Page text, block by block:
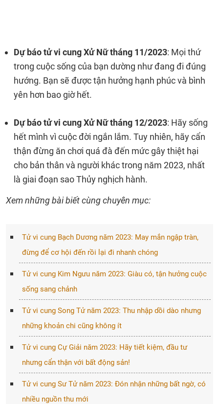
Dự báo tử vi cung Xử Nữ tháng 11/2023: Mọi thứ
trong cuộc sống của bạn dường như đang đi đúng
hướng. Bạn sẽ được tận hưởng hạnh phúc và bình
yên hơn bao giờ hết.
Dự báo tử vi cung Xử Nữ tháng 12/2023: Hãy sống
hết mình vì cuộc đời ngắn lắm. Tuy nhiên, hãy cẩn
thận đừng ăn chơi quá đà đến mức gây thiệt hại
cho bản thân và người khác trong năm 2023, nhất
là giai đoạn sao Thủy nghịch hành.
Xem những bài biết cùng chuyên mục:
Tử vi cung Bạch Dương năm 2023: May mắn ngập tràn,
đừng để cơ hội đến rồi lại đi nhanh chóng
Tử vi cung Kim Ngưu năm 2023: Giàu có, tận hưởng cuộc
sống sang chảnh
Tử vi cung Song Tử năm 2023: Thu nhập dồi dào nhưng
những khoản chi cũng không ít
Tử vi cung Cự Giải năm 2023: Hãy tiết kiệm, đầu tư
nhưng cẩn thận với bất động sản!
Tử vi cung Sư Tử năm 2023: Đón nhận những bất ngờ, có
nhiều nguồn thu mới